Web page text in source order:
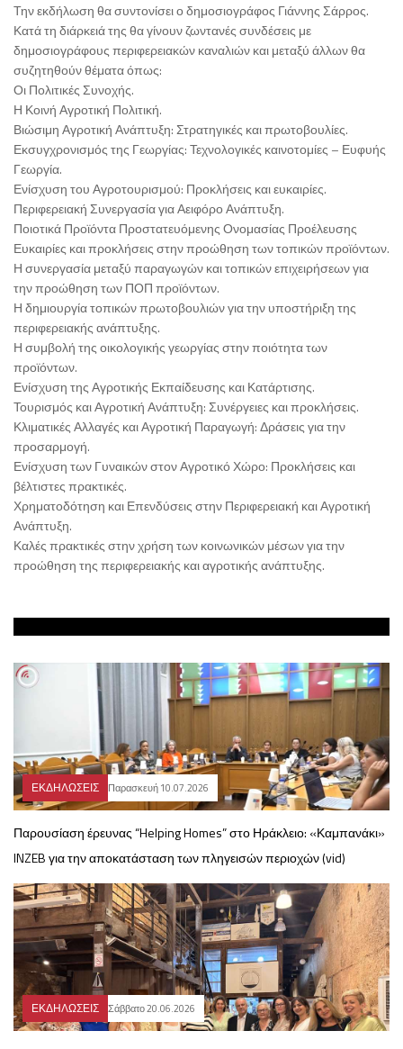
Την εκδήλωση θα συντονίσει ο δημοσιογράφος Γιάννης Σάρρος.
Κατά τη διάρκειά της θα γίνουν ζωντανές συνδέσεις με
δημοσιογράφους περιφερειακών καναλιών και μεταξύ άλλων θα
συζητηθούν θέματα όπως:
Οι Πολιτικές Συνοχής.
Η Κοινή Αγροτική Πολιτική.
Βιώσιμη Αγροτική Ανάπτυξη: Στρατηγικές και πρωτοβουλίες.
Εκσυγχρονισμός της Γεωργίας: Τεχνολογικές καινοτομίες – Ευφυής
Γεωργία.
Ενίσχυση του Αγροτουρισμού: Προκλήσεις και ευκαιρίες.
Περιφερειακή Συνεργασία για Αειφόρο Ανάπτυξη.
Ποιοτικά Προϊόντα Προστατευόμενης Ονομασίας Προέλευσης
Ευκαιρίες και προκλήσεις στην προώθηση των τοπικών προϊόντων.
Η συνεργασία μεταξύ παραγωγών και τοπικών επιχειρήσεων για
την προώθηση των ΠΟΠ προϊόντων.
Η δημιουργία τοπικών πρωτοβουλιών για την υποστήριξη της
περιφερειακής ανάπτυξης.
Η συμβολή της οικολογικής γεωργίας στην ποιότητα των
προϊόντων.
Ενίσχυση της Αγροτικής Εκπαίδευσης και Κατάρτισης.
Τουρισμός και Αγροτική Ανάπτυξη: Συνέργειες και προκλήσεις.
Κλιματικές Αλλαγές και Αγροτική Παραγωγή: Δράσεις για την
προσαρμογή.
Ενίσχυση των Γυναικών στον Αγροτικό Χώρο: Προκλήσεις και
βέλτιστες πρακτικές.
Χρηματοδότηση και Επενδύσεις στην Περιφερειακή και Αγροτική
Ανάπτυξη.
Καλές πρακτικές στην χρήση των κοινωνικών μέσων για την
προώθηση της περιφερειακής και αγροτικής ανάπτυξης.
ΕΚΔΗΛΩΣΕΙΣ Παρασκευή 10.07.2026
Παρουσίαση έρευνας “Helping Homes” στο Ηράκλειο: «Καμπανάκι»
INZEB για την αποκατάσταση των πληγεισών περιοχών (vid)
ΕΚΔΗΛΩΣΕΙΣ Σάββατο 20.06.2026